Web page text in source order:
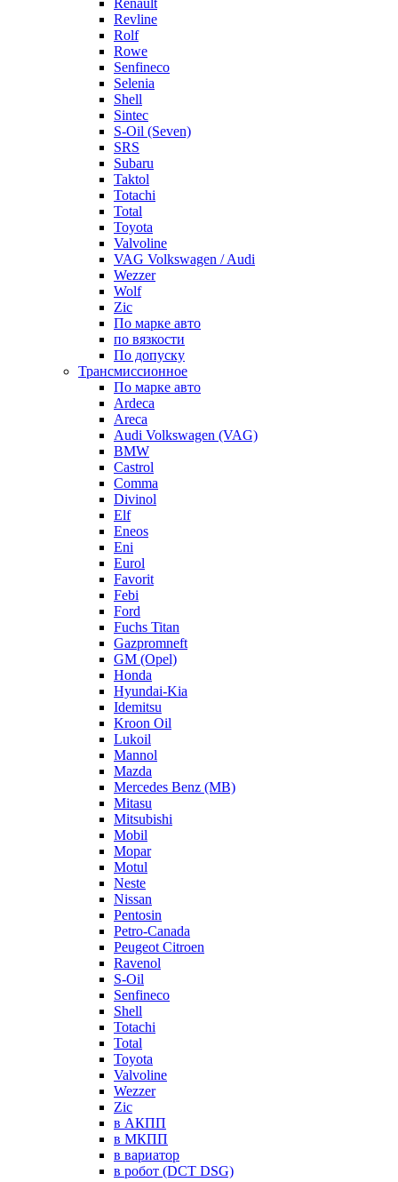
Revline
Rolf
Rowe
Senfineco
Selenia
Shell
Sintec
S-Oil (Seven)
SRS
Subaru
Taktol
Totachi
Total
Toyota
Valvoline
VAG Volkswagen / Audi
Wezzer
Wolf
Zic
По марке авто
по вязкости
По допуску
Трансмиссионное
По марке авто
Ardeca
Areca
Audi Volkswagen (VAG)
BMW
Castrol
Comma
Divinol
Elf
Eneos
Eni
Eurol
Favorit
Febi
Ford
Fuchs Titan
Gazpromneft
GM (Opel)
Honda
Hyundai-Kia
Idemitsu
Kroon Oil
Lukoil
Mannol
Mazda
Mercedes Benz (MB)
Mitasu
Mitsubishi
Mobil
Mopar
Motul
Neste
Nissan
Pentosin
Petro-Canada
Peugeot Citroen
Ravenol
S-Oil
Senfineco
Shell
Totachi
Total
Toyota
Valvoline
Wezzer
Zic
в АКПП
в МКПП
в вариатор
в робот (DCT DSG)